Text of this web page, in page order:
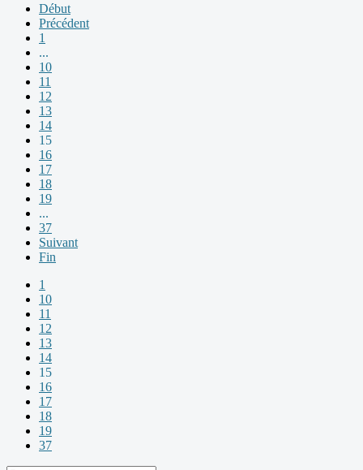
Début
Précédent
1
...
10
11
12
13
14
15
16
17
18
19
...
37
Suivant
Fin
1
10
11
12
13
14
15
16
17
18
19
37